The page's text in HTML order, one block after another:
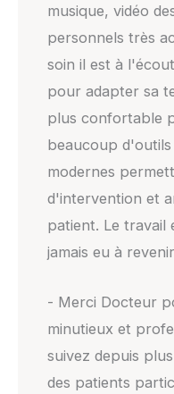
musique, vidéo
personnels très
soin il est à
pour adapter sa
plus confortable
beaucoup
modernes
d'intervention et
patient. Le travail
jamais eu à
- Merci Docteur
minutieux et
suivez depuis
des patients